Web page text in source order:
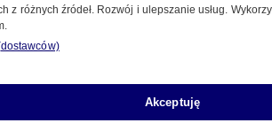
z różnych źródeł. Rozwój i ulepszanie usług.
Akceptuję